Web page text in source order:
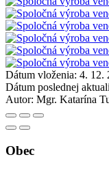
Dátum vloženia: 4. 12.
Dátum poslednej
Autor: Mgr. Katarína
Obec